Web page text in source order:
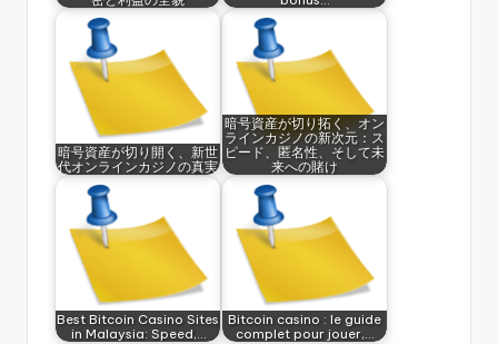
暗号資産が切り開く、新世
代オンラインカジノの真実
暗号資産が切り拓く、オン
ラインカジノの新次元：ス
ピード、匿名性、そして未
来への賭け
Best Bitcoin Casino Sites
in Malaysia: Speed,…
Bitcoin casino : le guide
complet pour jouer,…